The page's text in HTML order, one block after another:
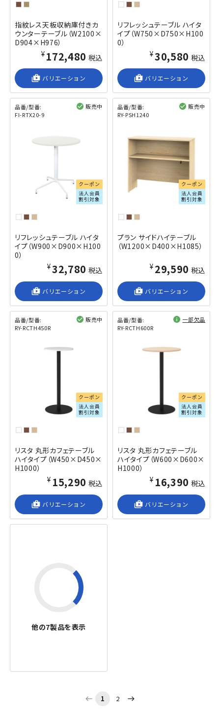
指紋レス天板収納庫付きカ
ウンターテーブル（W2100×
D904×H976）
¥172,480 税込
shop_2 バリエーション
リフレッシュテーブル ハイタ
イプ（W750×D750×H100
0）
¥30,580 税込
shop_2 バリエーション
品番/型番:
FI-RTX20-9
販売中
クーポン
法人会員
割引対象
リフレッシュテーブル ハイタ
イプ（W900×D900×H100
0）
¥32,780 税込
shop_2 バリエーション
品番/型番:
RY-PSH1240
販売中
クーポン
法人会員
割引対象
プラン サイドハイテーブル
（W1200×D400×H1085）
¥29,590 税込
shop_2 バリエーション
品番/型番:
RY-RCTH450R
販売中
クーポン
法人会員
割引対象
リスタ 丸形カフェテーブル
ハイタイプ（W450×D450×
H1000）
¥15,290 税込
shop_2 バリエーション
品番/型番:
RY-RCTH600R
一部欠品
クーポン
法人会員
割引対象
リスタ 丸形カフェテーブル
ハイタイプ（W600×D600×
H1000）
¥16,390 税込
shop_2 バリエーション
他の7製品を表示
west 1 2 east